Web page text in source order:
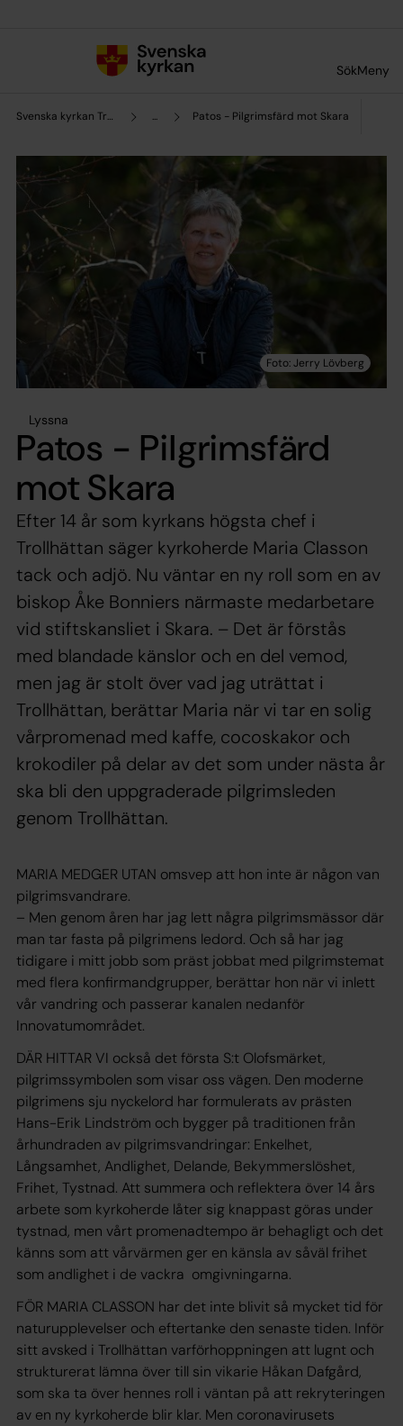
SökMeny
Svenska kyrkan Trollhättan ... Patos - Pilgrimsfärd mot Skara
Lyssna
Patos - Pilgrimsfärd
mot Skara
Efter 14 år som kyrkans högsta chef i
Trollhättan säger kyrkoherde Maria Classon
tack och adjö. Nu väntar en ny roll som en av
biskop Åke Bonniers närmaste medarbetare
vid stiftskansliet i Skara. – Det är förstås
med blandade känslor och en del vemod,
men jag är stolt över vad jag uträttat i
Trollhättan, berättar Maria när vi tar en solig
vårpromenad med kaffe, cocoskakor och
krokodiler på delar av det som under nästa år
ska bli den uppgraderade pilgrimsleden
genom Trollhättan.
MARIA MEDGER UTAN omsvep att hon inte är någon van
pilgrimsvandrare.
– Men genom åren har jag lett några pilgrimsmässor där
man tar fasta på pilgrimens ledord. Och så har jag
tidigare i mitt jobb som präst jobbat med pilgrimstemat
med flera konfirmandgrupper, berättar hon när vi inlett
vår vandring och passerar kanalen nedanför
Innovatumområdet.
DÄR HITTAR VI också det första S:t Olofsmärket,
pilgrimssymbolen som visar oss vägen. Den moderne
pilgrimens sju nyckelord har formulerats av prästen
Hans-Erik Lindström och bygger på traditionen från
århundraden av pilgrimsvandringar: Enkelhet,
Långsamhet, Andlighet, Delande, Bekymmerslöshet,
Frihet, Tystnad. Att summera och reflektera över 14 års
arbete som kyrkoherde låter sig knappast göras under
tystnad, men vårt promenadtempo är behagligt och det
känns som att vårvärmen ger en känsla av såväl frihet
som andlighet i de vackra omgivningarna.
FÖR MARIA CLASSON har det inte blivit så mycket tid för
naturupplevelser och eftertanke den senaste tiden. Inför
sitt avsked i Trollhättan varförhoppningen att lugnt och
strukturerat lämna över till sin vikarie Håkan Dafgård,
som ska ta över hennes roll i väntan på att rekryteringen
av en ny kyrkoherde blir klar. Men coronavirusets